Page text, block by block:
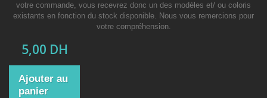
votre commande, vous recevrez donc un des modèles et/ ou coloris
existants en fonction du stock disponible. Nous vous remercions pour
votre compréhension.
5,00 DH
Ajouter au
panier